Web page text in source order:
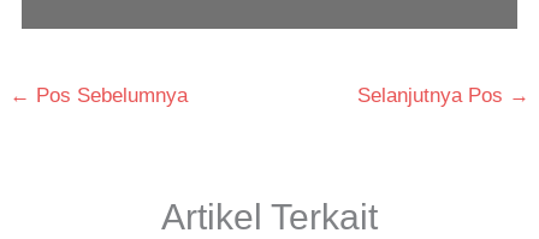
← Pos Sebelumnya Selanjutnya Pos →
Artikel Terkait